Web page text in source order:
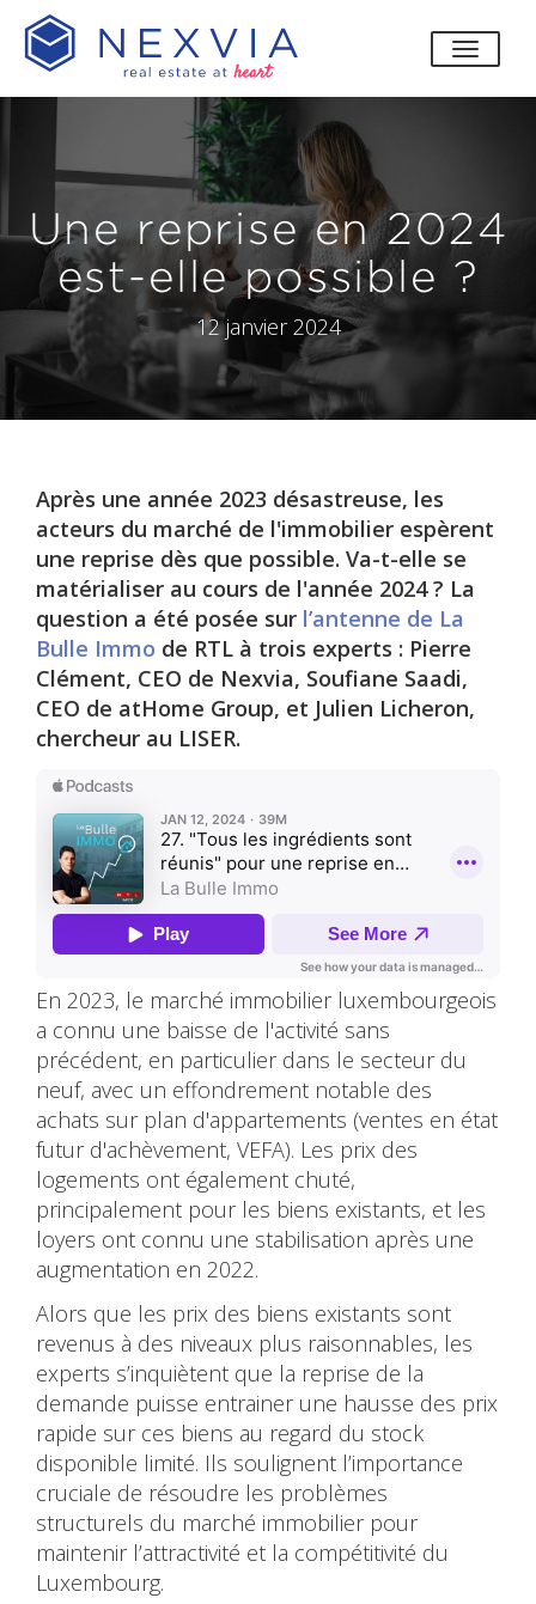
Une reprise en 2024
est-elle possible ?
12 janvier 2024
Après une année 2023 désastreuse, les
acteurs du marché de l'immobilier espèrent
une reprise dès que possible. Va-t-elle se
matérialiser au cours de l'année 2024 ? La
question a été posée sur l’antenne de La
Bulle Immo de RTL à trois experts : Pierre
Clément, CEO de Nexvia, Soufiane Saadi,
CEO de atHome Group, et Julien Licheron,
chercheur au LISER.
En 2023, le marché immobilier luxembourgeois
a connu une baisse de l'activité sans
précédent, en particulier dans le secteur du
neuf, avec un effondrement notable des
achats sur plan d'appartements (ventes en état
futur d'achèvement, VEFA). Les prix des
logements ont également chuté,
principalement pour les biens existants, et les
loyers ont connu une stabilisation après une
augmentation en 2022.
Alors que les prix des biens existants sont
revenus à des niveaux plus raisonnables, les
experts s’inquiètent que la reprise de la
demande puisse entrainer une hausse des prix
rapide sur ces biens au regard du stock
disponible limité. Ils soulignent l’importance
cruciale de résoudre les problèmes
structurels du marché immobilier pour
maintenir l’attractivité et la compétitivité du
Luxembourg.